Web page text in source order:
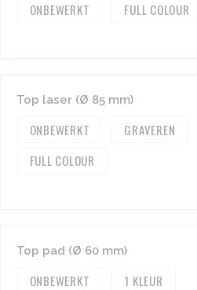
ONBEWERKT FULL COLOUR
Top laser (Ø 85 mm)
ONBEWERKT
GRAVEREN
FULL COLOUR
Top pad (Ø 60 mm)
ONBEWERKT
1